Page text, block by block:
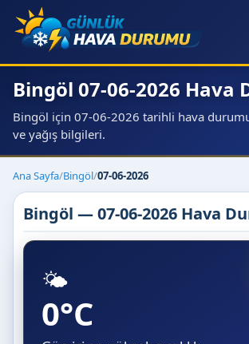
Bingöl 07-06-2026 Hava
Bingöl için 07-06-2026 tarihli hava
ve yağış bilgileri.
Ana Sayfa/Bingöl/07-06-2026
Bingöl — 07-06-2026 Hava
🌤️
0°C